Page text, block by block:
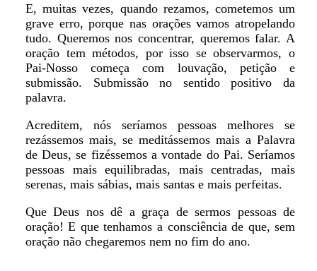
E, muitas vezes, quando rezamos, cometemos um
grave erro, porque nas orações vamos atropelando
tudo. Queremos nos concentrar, queremos falar. A
oração tem métodos, por isso se observarmos, o
Pai-Nosso começa com louvação, petição e
submissão. Submissão no sentido positivo da
palavra.
Acreditem, nós seríamos pessoas melhores se
rezássemos mais, se meditássemos mais a Palavra
de Deus, se fizéssemos a vontade do Pai. Seríamos
pessoas mais equilibradas, mais centradas, mais
serenas, mais sábias, mais santas e mais perfeitas.
Que Deus nos dê a graça de sermos pessoas de
oração! E que tenhamos a consciência de que, sem
oração não chegaremos nem no fim do ano.